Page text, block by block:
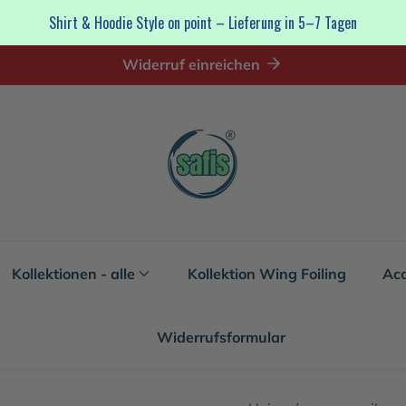
Shirt & Hoodie Style on point – Lieferung in 5–7 Tagen
Widerruf einreichen
Kollektionen - alle Kollektion Wing Foiling
Widerrufsformular